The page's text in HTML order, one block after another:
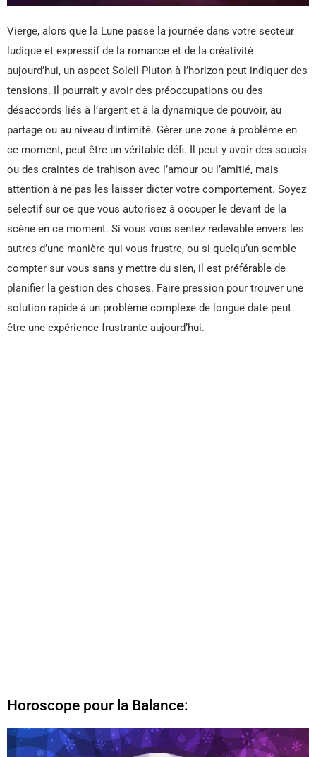
Vierge, alors que la Lune passe la journée dans votre secteur
ludique et expressif de la romance et de la créativité
aujourd’hui, un aspect Soleil-Pluton à l’horizon peut indiquer des
tensions. Il pourrait y avoir des préoccupations ou des
désaccords liés à l’argent et à la dynamique de pouvoir, au
partage ou au niveau d’intimité. Gérer une zone à problème en
ce moment, peut être un véritable défi. Il peut y avoir des soucis
ou des craintes de trahison avec l’amour ou l’amitié, mais
attention à ne pas les laisser dicter votre comportement. Soyez
sélectif sur ce que vous autorisez à occuper le devant de la
scène en ce moment. Si vous vous sentez redevable envers les
autres d’une manière qui vous frustre, ou si quelqu’un semble
compter sur vous sans y mettre du sien, il est préférable de
planifier la gestion des choses. Faire pression pour trouver une
solution rapide à un problème complexe de longue date peut
être une expérience frustrante aujourd’hui.
Horoscope pour la Balance: